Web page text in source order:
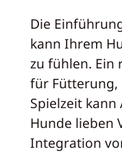
Die
kann Ihrem
zu fühlen. Ein
für Fütterung,
Spielzeit
Hunde lieben
Integration